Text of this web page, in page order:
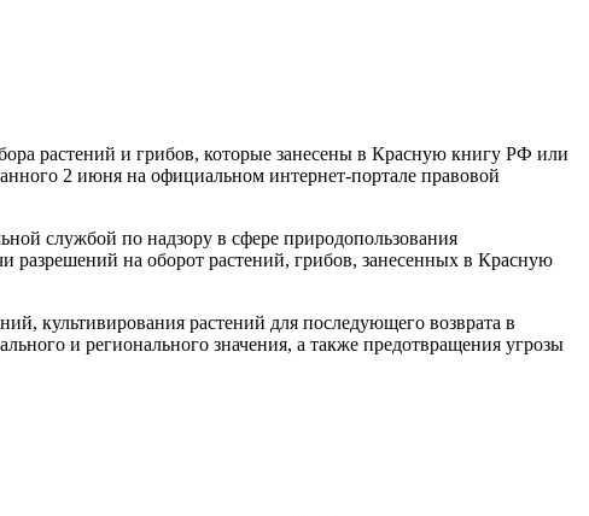
растений и грибов, которые занесены в Красную книгу РФ или
2 июня на официальном интернет-портале правовой
службой по надзору в сфере природопользования
на оборот растений, грибов, занесенных в Красную
культивирования растений для последующего возврата в
и регионального значения, а также предотвращения угрозы